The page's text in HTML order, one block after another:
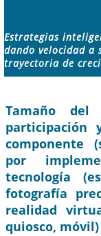
Estrategias
dando velocidad a
trayectoria de
Tamaño del
participación
componente
por
tecnología
fotografía
realidad
quiosco,